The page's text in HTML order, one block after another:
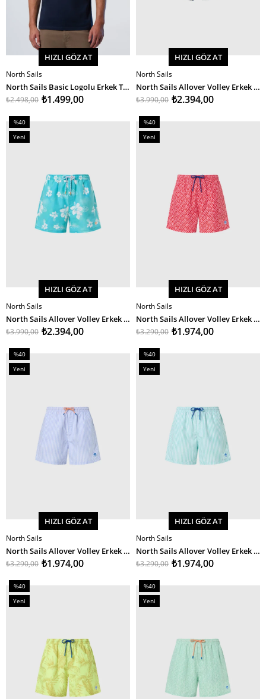
SEPETE EKLE
HIZLI GÖZ AT
North Sails
North Sails Basic Logolu Erkek T-Shirt
₺1.499,00
₺2.498,00
SEPETE EKLE
HIZLI GÖZ AT
North Sails
North Sails Allover Volley Erkek Deniz Şortu 40Cm
₺2.394,00
₺3.990,00
SEPETE EKLE
%40
İndirim
%40İndirim
Yeni
HIZLI GÖZ AT
North Sails
North Sails Allover Volley Erkek Deniz Şortu 40Cm
₺2.394,00
₺3.990,00
SEPETE EKLE
%40
İndirim
%40İndirim
Yeni
HIZLI GÖZ AT
North Sails
North Sails Allover Volley Erkek Deniz Şortu 40Cm
₺1.974,00
₺3.290,00
SEPETE EKLE
%40
İndirim
%40İndirim
Yeni
HIZLI GÖZ AT
North Sails
North Sails Allover Volley Erkek Deniz Şortu 40Cm
₺1.974,00
₺3.290,00
SEPETE EKLE
%40
İndirim
%40İndirim
Yeni
HIZLI GÖZ AT
North Sails
North Sails Allover Volley Erkek Deniz Şortu 40Cm
₺1.974,00
₺3.290,00
%40
İndirim
%40İndirim
Yeni
%40
İndirim
%40İndirim
Yeni